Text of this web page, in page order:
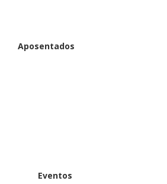
Aposentados
Eventos